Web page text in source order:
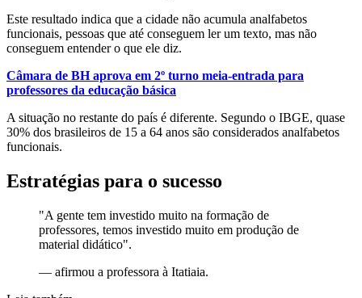
Este resultado indica que a cidade não acumula analfabetos
funcionais, pessoas que até conseguem ler um texto, mas não
conseguem entender o que ele diz.
Câmara de BH aprova em 2º turno meia-entrada para
professores da educação básica
A situação no restante do país é diferente. Segundo o IBGE, quase
30% dos brasileiros de 15 a 64 anos são considerados analfabetos
funcionais.
Estratégias para o sucesso
"A gente tem investido muito na formação de
professores, temos investido muito em produção de
material didático".
— afirmou a professora à Itatiaia.